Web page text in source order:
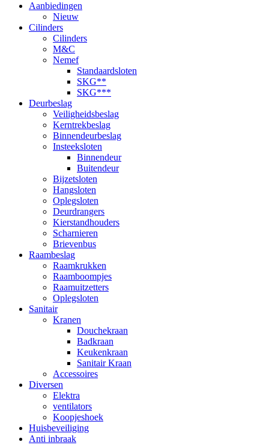
Aanbiedingen
Nieuw
Cilinders
Cilinders
M&C
Nemef
Standaardsloten
SKG**
SKG***
Deurbeslag
Veiligheidsbeslag
Kerntrekbeslag
Binnendeurbeslag
Insteeksloten
Binnendeur
Buitendeur
Bijzetsloten
Hangsloten
Oplegsloten
Deurdrangers
Kierstandhouders
Scharnieren
Brievenbus
Raambeslag
Raamkrukken
Raamboompjes
Raamuitzetters
Oplegsloten
Sanitair
Kranen
Douchekraan
Badkraan
Keukenkraan
Sanitair Kraan
Accessoires
Diversen
Elektra
ventilators
Koopjeshoek
Huisbeveiliging
Anti inbraak